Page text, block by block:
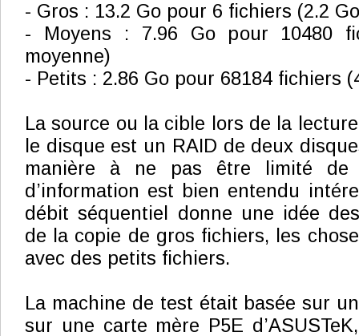
- Gros : 13.2 Go pour 6 fichiers (2.2
- Moyens : 7.96 Go pour 10480
moyenne)
- Petits : 2.86 Go pour 68184 fichiers
La source ou la cible lors de la
le disque est un RAID de deux
manière à ne pas être limité
d’information est bien entendu
débit séquentiel donne une idée
de la copie de gros fichiers, les
avec des petits fichiers.
La machine de test était basée sur
sur une carte mère P5E